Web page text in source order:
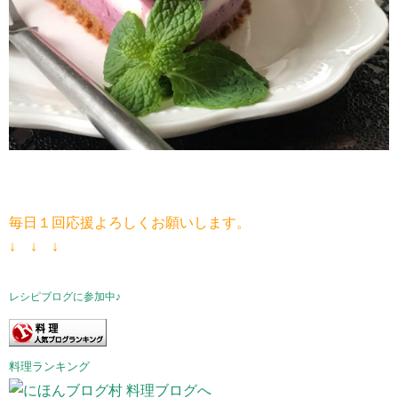
毎日１回応援よろしくお願いします。
↓ ↓ ↓
レシピブログに参加中♪
料理ランキング